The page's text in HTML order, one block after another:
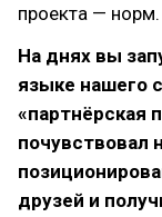
проекта — норм.
На днях вы
языке нашего
«партнёрская
почувствовал
друзей и